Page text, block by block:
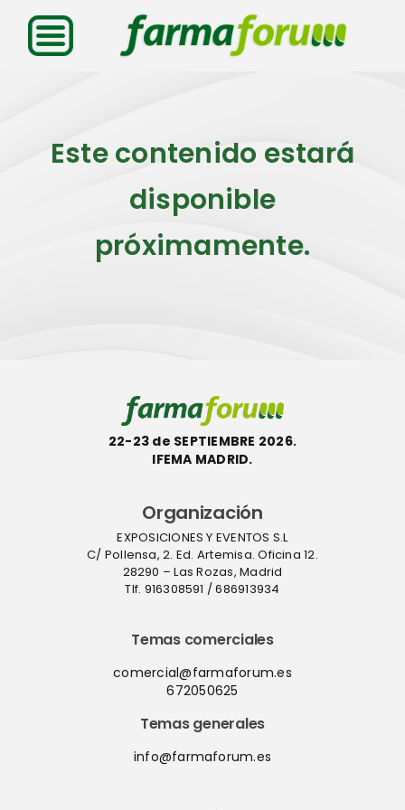
Saltar
contenido
Este contenido estará
disponible
próximamente.
22-23 de SEPTIEMBRE 2026.
IFEMA MADRID.
Organización
EXPOSICIONES Y EVENTOS S.L
C/ Pollensa, 2. Ed. Artemisa. Oficina 12.
28290 – Las Rozas, Madrid
Tlf. 916308591 / 686913934
Temas comerciales
comercial@farmaforum.es
672050625
Temas generales
info@farmaforum.es